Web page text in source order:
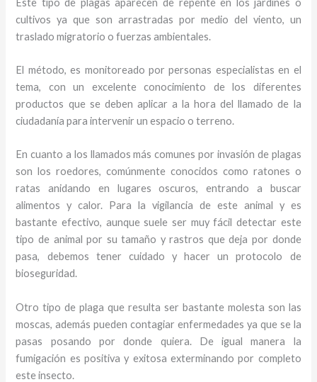
cultivos ya que son arrastradas por medio del viento, un
traslado migratorio o fuerzas ambientales.
El método, es monitoreado por personas especialistas en el
tema, con un excelente conocimiento de los diferentes
productos que se deben aplicar a la hora del llamado de la
ciudadanía para intervenir un espacio o terreno.
En cuanto a los llamados más comunes por invasión de plagas
son los roedores, comúnmente conocidos como ratones o
ratas anidando en lugares oscuros, entrando a buscar
alimentos y calor. Para la vigilancia de este animal y es
bastante efectivo, aunque suele ser muy fácil detectar este
tipo de animal por su tamaño y rastros que deja por donde
pasa, debemos tener cuidado y hacer un protocolo de
bioseguridad.
Otro tipo de plaga que resulta ser bastante molesta son las
moscas, además pueden contagiar enfermedades ya que se la
pasas posando por donde quiera. De igual manera la
fumigación es positiva y exitosa exterminando por completo
este insecto.